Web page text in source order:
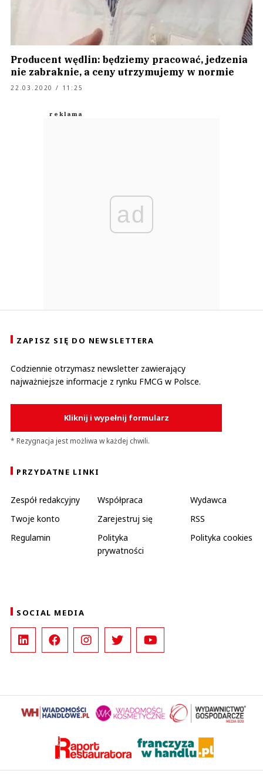
Producent wędlin: będziemy pracować, jedzenia
nie zabraknie, a ceny utrzymujemy w normie
22.03.2020 / 11:25
ad
ZAPISZ SIĘ DO NEWSLETTERA
Codziennie otrzymasz newsletter zawierający
najważniejsze informacje z rynku FMCG w Polsce.
Kliknij i wypełnij formularz
* Rezygnacja jest możliwa w każdej chwili.
PRZYDATNE LINKI
Zespół redakcyjny Współpraca
Wydawca
Twoje konto
Zarejestruj się
RSS
Regulamin
Polityka
prywatności
Polityka cookies
SOCIAL MEDIA